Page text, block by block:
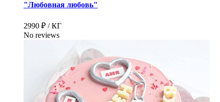
"Любовная любовь"
2990 ₽ / КГ
No reviews